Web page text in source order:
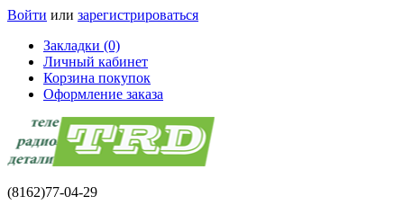
Войти или зарегистрироваться
Закладки (0)
Личный кабинет
Корзина покупок
Оформление заказа
(8162)77-04-29